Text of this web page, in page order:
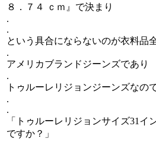
８．７４ ｃｍ』で決まり
.
.
という具合にならないのが衣料品
.
アメリカブランドジーンズであり
.
トゥルーレリジョンジーンズなの
.
.
「トゥルーレリジョンサイズ31イ
ですか？」